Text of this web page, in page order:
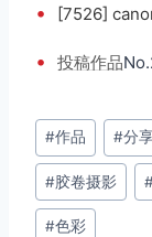
• [7526]
• 投稿作品
文
章
标
签：
#作品 #分
#胶卷摄影
#色彩